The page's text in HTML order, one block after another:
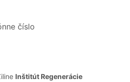
číslo
Inštitút Regenerácie